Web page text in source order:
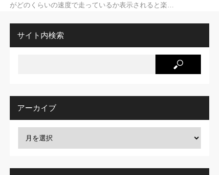
がどのくらいの速度で走っているか表示されると楽…
サイト内検索
アーカイブ